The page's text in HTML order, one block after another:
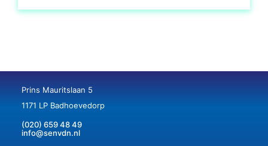
Prins Mauritslaan 5
1171 LP Badhoevedorp
(020) 659 48 49
info@senvdn.nl